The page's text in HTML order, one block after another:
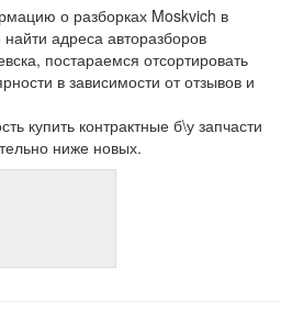
о разборках Moskvich в
адреса авторазборов
постараемся отсортировать
в зависимости от отзывов и
купить контрактные б\у запчасти
ниже новых.